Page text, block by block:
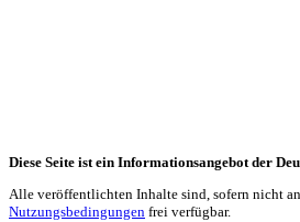
Diese Seite ist ein Informationsangebot der
Alle veröffentlichten Inhalte sind, sofern nicht
Nutzungsbedingungen frei verfügbar.